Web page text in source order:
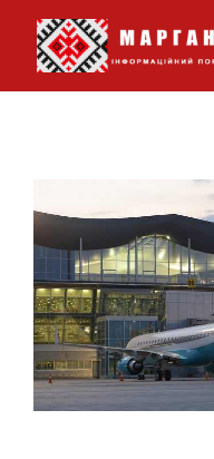
Перейти
вмісту